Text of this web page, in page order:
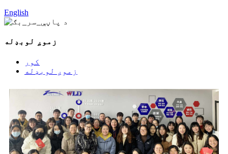
English
زموږ لوبډله
کور
زموږ لوبډله